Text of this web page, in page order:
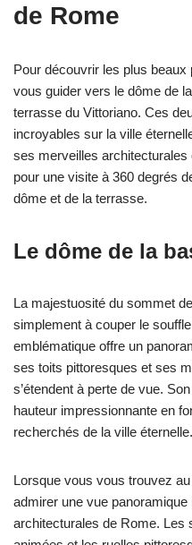
de Rome
Pour découvrir les plus
vous guider vers le dôme de
terrasse du Vittoriano. Ces
incroyables sur la ville
ses merveilles
pour une visite à 360 degrés
dôme et de la terrasse.
Le dôme de la
La majestuosité du sommet
simplement à couper le
emblématique offre un
ses toits pittoresques et ses
s’étendent à perte de vue.
hauteur impressionnante en
recherchés de la ville éternelle.
Lorsque vous vous trouvez
admirer une vue
architecturales de Rome. Les